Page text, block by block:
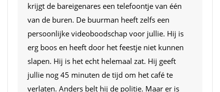
krijgt de bareigenares een telefoontje van één
van de buren. De buurman heeft zelfs een
persoonlijke videoboodschap voor jullie. Hij is
erg boos en heeft door het feestje niet kunnen
slapen. Hij is het echt helemaal zat. Hij geeft
jullie nog 45 minuten de tijd om het café te
verlaten. Anders belt hij de politie. Maar er is